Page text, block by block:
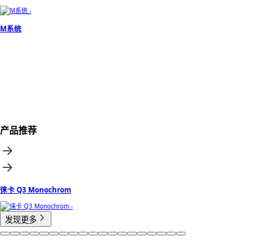
M系统
产品推荐
徕卡 Q3 Monochrom
发现更多